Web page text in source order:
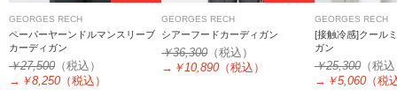
GEORGES RECH
ペーパーヤーンドルマンスリーブ
カーディガン
￥27,500 （税込）
→ ￥8,250 （税込）
GEORGES RECH
シアーフードカーディガン
￥36,300（税込）
→ ￥10,890 （税込）
GEORGES RECH
[接触冷感]クール
ガン
￥25,300（税
→ ￥5,060（税